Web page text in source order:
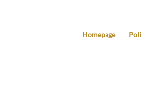
Homepage